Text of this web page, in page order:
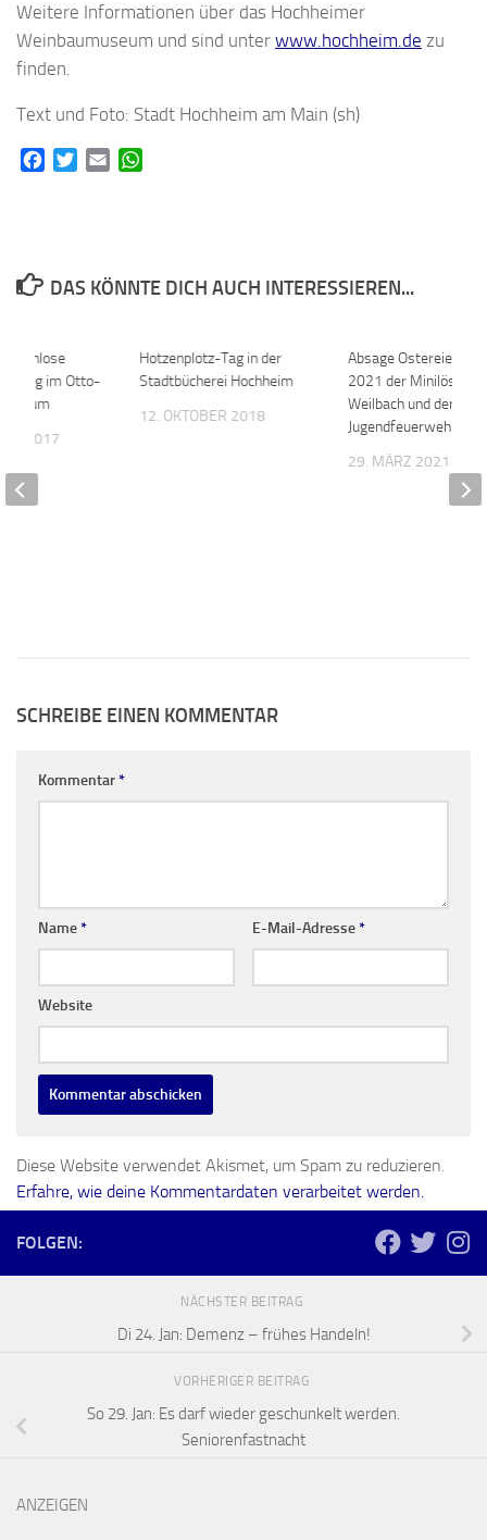
Weitere Informationen über das Hochheimer
Weinbaumuseum und sind unter www.hochheim.de zu
finden.
Text und Foto: Stadt Hochheim am Main (sh)
FacebookTwitterEmail
DAS KÖNNTE DICH AUCH INTERESSIEREN...
Hotzenplotz-Tag in der
Stadtbücherei Hochheim
12. OKTOBER 2018
Absage
2021 der Minilöscher
Weilbach und der
Jugendfeuerwehr
29. MÄRZ 2021
im Otto-
2017
SCHREIBE EINEN KOMMENTAR
Kommentar*
Name* E-Mail-Adresse*
Website
Diese Website verwendet Akismet, um Spam zu reduzieren.
Erfahre, wie deine Kommentardaten verarbeitet werden.
FOLGEN:
NÄCHSTER BEITRAG
Di 24. Jan: Demenz – frühes Handeln!
VORHERIGER BEITRAG
So 29. Jan: Es darf wieder geschunkelt werden.
Seniorenfastnacht
ANZEIGEN